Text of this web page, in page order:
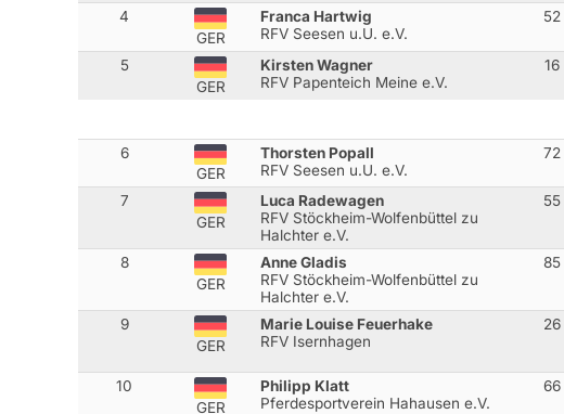
4
GER
Franca Hartwig
RFV Seesen u.U. e.V.
52
5
GER
Kirsten Wagner
RFV Papenteich Meine e.V.
16
6
GER
Thorsten Popall
RFV Seesen u.U. e.V.
72
7
GER
Luca Radewagen
RFV Stöckheim-Wolfenbüttel zu
Halchter e.V.
55
8
GER
Anne Gladis
RFV Stöckheim-Wolfenbüttel zu
Halchter e.V.
85
9
GER
Marie Louise Feuerhake
RFV Isernhagen
26
10
GER
Philipp Klatt
Pferdesportverein Hahausen e.V.
66